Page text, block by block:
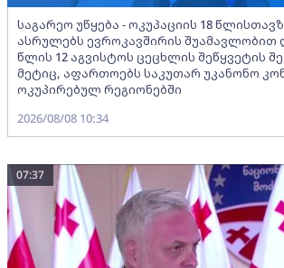
საგარეო უწყება - ოკუპაციის 18
ასრულებს ევროკავშირის შუამავლობით
წლის 12 აგვისტოს ცეცხლის შეწყვეტის
მეტიც, აფართოებს საკუთარ უკანონო
ოკუპირებულ რეგიონებში
2026/08/08 10:34
07:37